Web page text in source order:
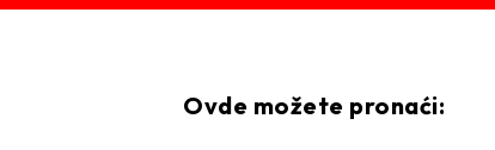
Ovde možete pronaći: